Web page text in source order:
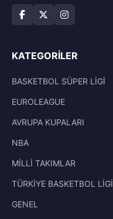
KATEGORILER
BASKETBOL SÜPER LİGİ
EUROLEAGUE
AVRUPA KUPALARI
NBA
MİLLİ TAKIMLAR
TÜRKİYE BASKETBOL LİGİ
GENEL